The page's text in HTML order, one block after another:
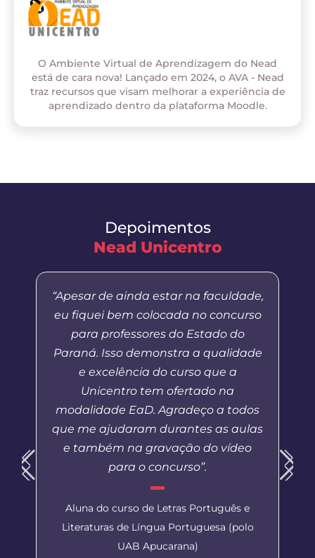
O Ambiente Virtual de Aprendizagem do Nead
está de cara nova! Lançado em 2024, o AVA - Nead
traz recursos que visam melhorar a experiência de
aprendizado dentro da plataforma Moodle.
Depoimentos
Nead Unicentro
“Apesar de ainda estar na faculdade,
eu fiquei bem colocada no concurso
para professores do Estado do
Paraná. Isso demonstra a qualidade
e excelência do curso que a
Unicentro tem ofertado na
modalidade EaD. Agradeço a todos
que me ajudaram durantes as aulas
e também na gravação do vídeo
para o concurso”.
Aluna do curso de Letras Português e
Literaturas de Língua Portuguesa (polo
UAB Apucarana)